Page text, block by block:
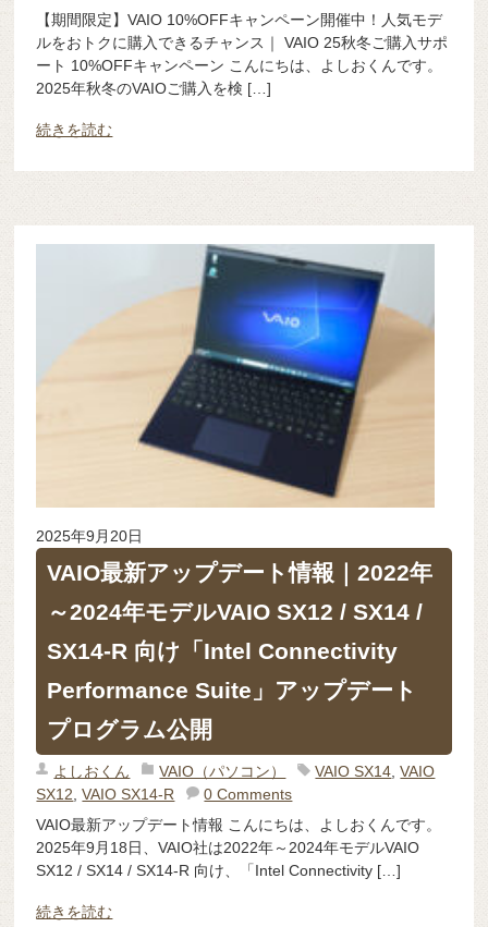
【期間限定】VAIO 10%OFFキャンペーン開催中！人気モデ
ルをおトクに購入できるチャンス｜ VAIO 25秋冬ご購入サポ
ート 10%OFFキャンペーン こんにちは、よしおくんです。
2025年秋冬のVAIOご購入を検 […]
続きを読む
2025年9月20日
VAIO最新アップデート情報｜2022年
～2024年モデルVAIO SX12 / SX14 /
SX14-R 向け「Intel Connectivity
Performance Suite」アップデート
プログラム公開
よしおくん VAIO（パソコン） VAIO SX14,VAIO
SX12,VAIO SX14-R
0 Comments
VAIO最新アップデート情報 こんにちは、よしおくんです。
2025年9月18日、VAIO社は2022年～2024年モデルVAIO
SX12 / SX14 / SX14-R 向け、「Intel Connectivity […]
続きを読む